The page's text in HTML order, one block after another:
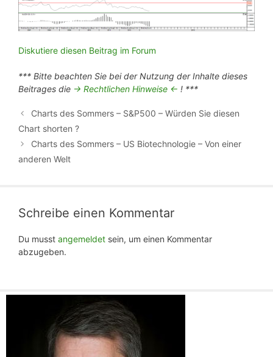
Diskutiere diesen Beitrag im Forum
*** Bitte beachten Sie bei der Nutzung der Inhalte dieses
Beitrages die -> Rechtlichen Hinweise <- ! ***
Charts des Sommers – S&P500 – Würden Sie diesen
Chart shorten ?
Charts des Sommers – US Biotechnologie – Von einer
anderen Welt
Schreibe einen Kommentar
Du musst angemeldet sein, um einen Kommentar
abzugeben.